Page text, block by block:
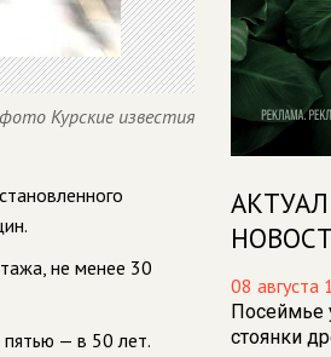
фото Курские известия
не менее 30
— в 50 лет.
08 августа
Посеймье
стоянки